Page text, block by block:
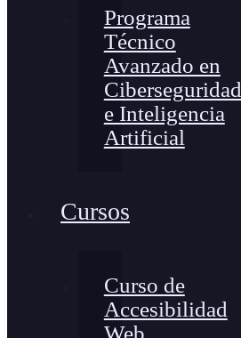
Programa
Técnico
Avanzado en
Ciberseguridad
e Inteligencia
Artificial
Cursos
Curso de
Accesibilidad
Web